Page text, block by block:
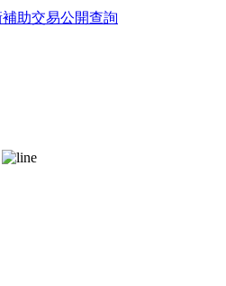
助交易公開查詢